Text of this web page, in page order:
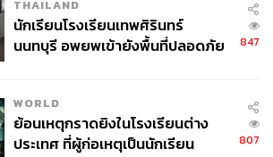
THAILAND
นักเรียนโรงเรียนเทพศิรินทร์
นนทบุรี อพยพเข้ายังพื้นที่ปลอดภัย
847
WORLD
ย้อนเหตุกราดยิงในโรงเรียนต่าง
ประเทศ ที่ผู้ก่อเหตุเป็นนักเรียน
807